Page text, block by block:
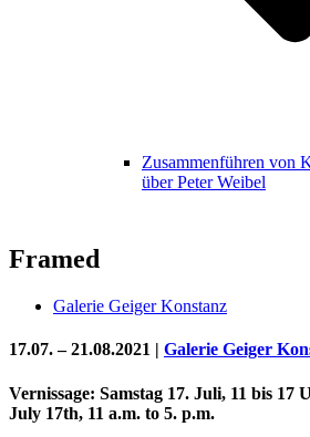
Zusammenführen von
über Peter Weibel
Framed
Galerie Geiger Konstanz
17.07. – 21.08.2021 | Galerie Geiger
Vernissage: Samstag 17. Juli, 11 bis 17
July 17th, 11 a.m. to 5. p.m.